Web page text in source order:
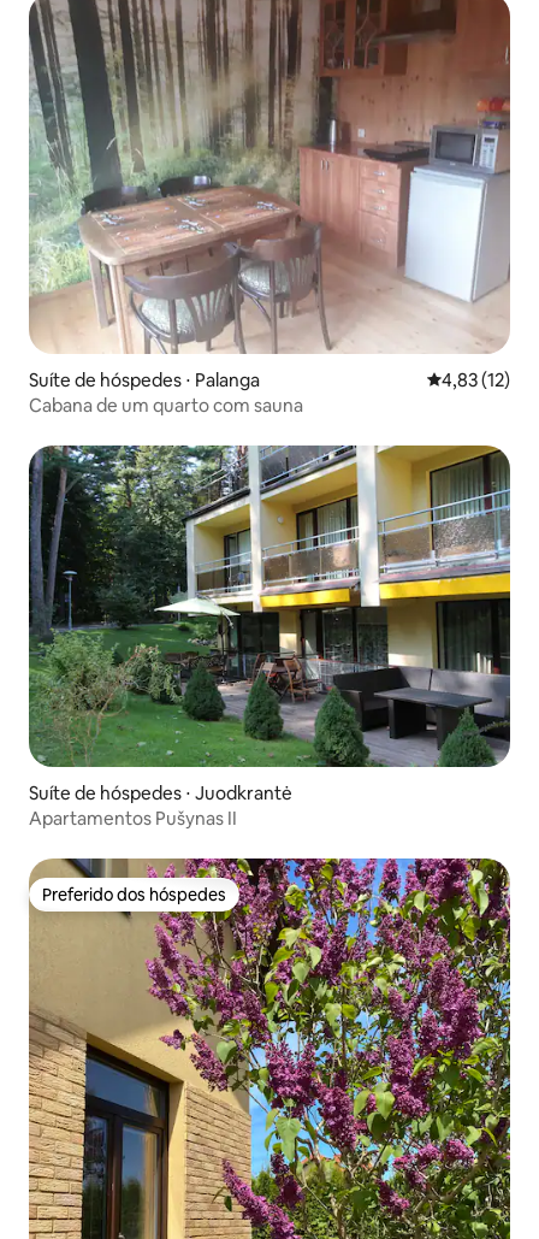
Suíte de hóspedes ⋅ Palanga 4,83 de uma
4,83 (12)
Cabana de um quarto com sauna
Suíte de hóspedes ⋅ Juodkrantė
Apartamentos Pušynas II
Preferido dos hóspedes
Preferido dos hóspedes